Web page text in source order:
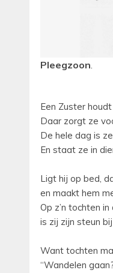
Pleegzoon
Een Zuster
Daar zorgt ze
De hele dag is
En staat ze in
Ligt hij op bed,
en maakt hem
Op z’n tochten
is zij zijn steun
Want tochten
“Wandelen